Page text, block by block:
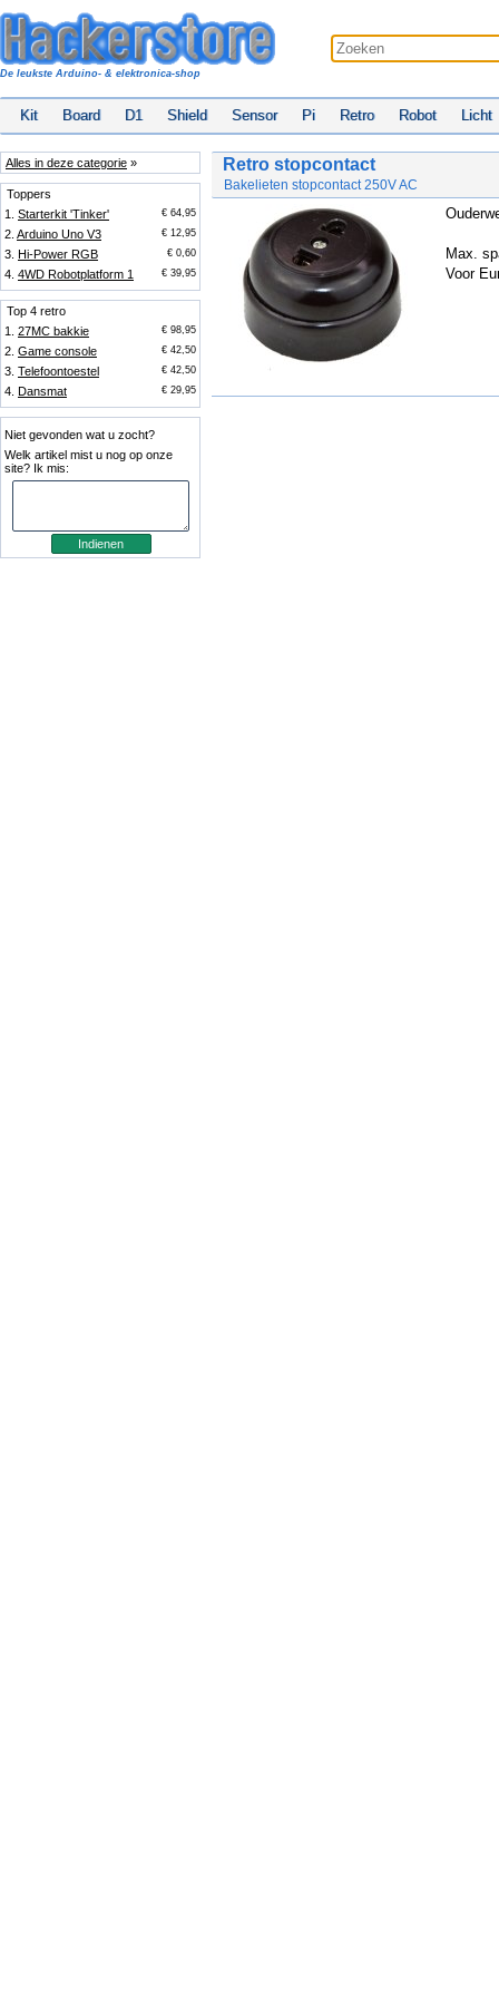
De leukste Arduino- & elektronica-shop
Kit Board D1 Shield Sensor Pi Retro Robot Licht
Alles in deze categorie »
Toppers
1. Starterkit 'Tinker' € 64,95
2. Arduino Uno V3 € 12,95
3. Hi-Power RGB € 0,60
4. 4WD Robotplatform 1 € 39,95
Top 4 retro
1. 27MC bakkie € 98,95
2. Game console € 42,50
3. Telefoontoestel € 42,50
4. Dansmat € 29,95
Niet gevonden wat u zocht?
Welk artikel mist u nog op onze
site? Ik mis:
Retro stopcontact
Bakelieten stopcontact 250V AC
Max.
Voor